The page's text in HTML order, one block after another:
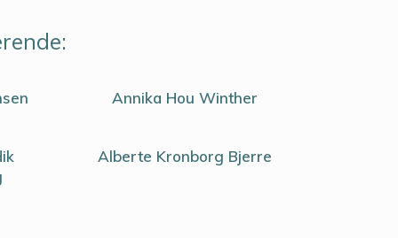
Annika Hou Winther
Alberte Kronborg Bjerre